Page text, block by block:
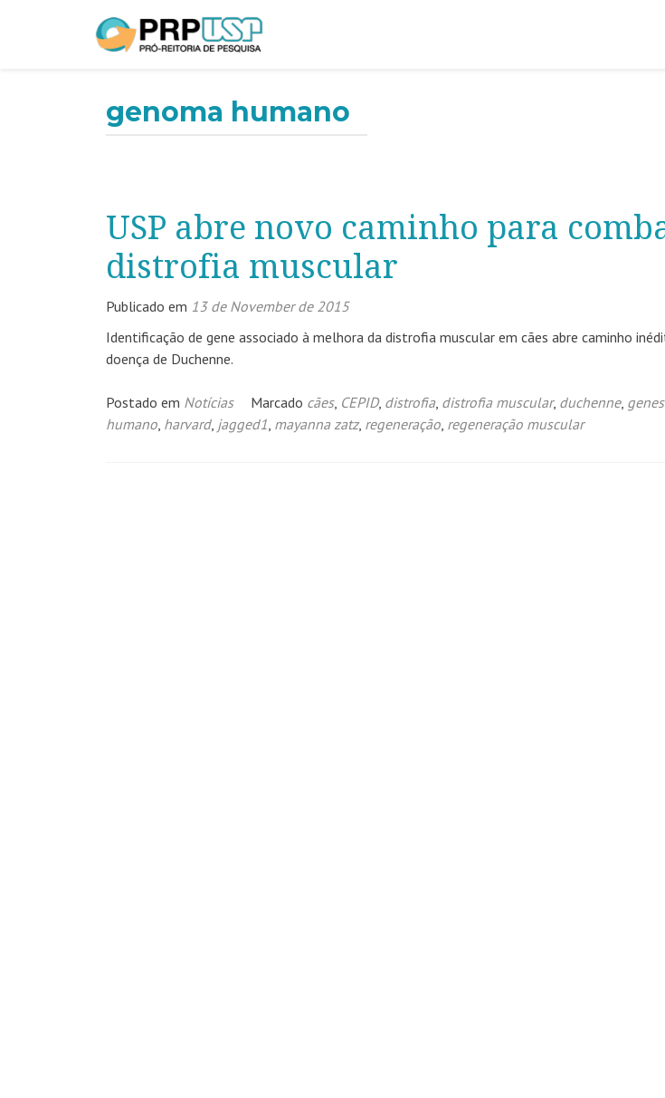
genoma humano
USP abre novo caminho para
distrofia muscular
Publicado em 13 de November de 2015
Identificação de gene associado à melhora da distrofia muscular em cães abre caminho
doença de Duchenne.
Postado em Notícias Marcado cães, CEPID, distrofia, distrofia muscular, duchenne, genes
humano, harvard, jagged1, mayanna zatz, regeneração, regeneração muscular